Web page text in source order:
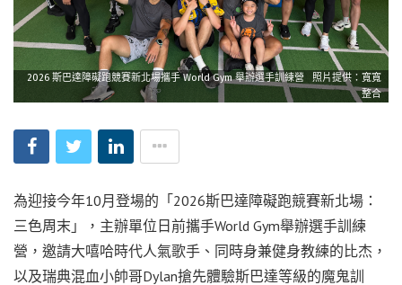
2026 斯巴達障礙跑競賽新北場攜手 World Gym 舉辦選手訓練營 照片提供：寬寬
整合
為迎接今年10月登場的「2026斯巴達障礙跑競賽新北場：
三色周末」，主辦單位日前攜手World Gym舉辦選手訓練
營，邀請大嘻哈時代人氣歌手、同時身兼健身教練的比杰，
以及瑞典混血小帥哥Dylan搶先體驗斯巴達等級的魔鬼訓